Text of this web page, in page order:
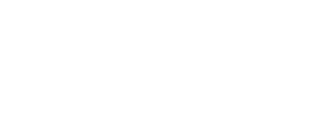
– TEIL 3“